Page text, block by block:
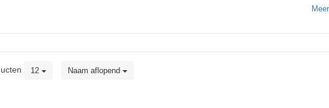
12 Naam aflopend